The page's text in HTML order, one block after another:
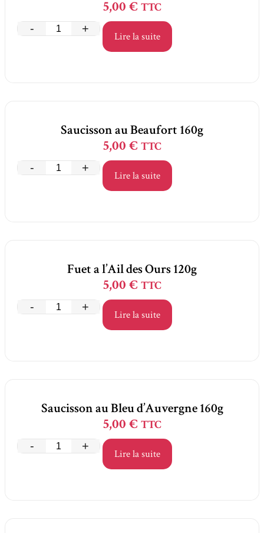
5,00 € TTC
- +
Lire la suite
Saucisson au Beaufort 160g
5,00 € TTC
- +
Lire la suite
Fuet a l’Ail des Ours 120g
5,00 € TTC
- +
Lire la suite
Saucisson au Bleu d’Auvergne 160g
5,00 € TTC
- +
Lire la suite